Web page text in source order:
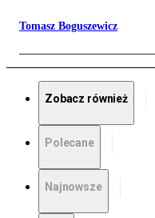
Tomasz Boguszewicz
Zobacz również
Polecane
Najnowsze